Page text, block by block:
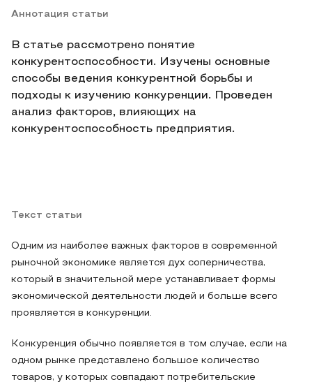
Аннотация статьи
В статье рассмотрено понятие
конкурентоспособности. Изучены основные
способы ведения конкурентной борьбы и
подходы к изучению конкуренции. Проведен
анализ факторов, влияющих на
конкурентоспособность предприятия.
Текст статьи
Одним из наиболее важных факторов в современной
рыночной экономике является дух соперничества,
который в значительной мере устанавливает формы
экономической деятельности людей и больше всего
проявляется в конкуренции.
Конкуренция обычно появляется в том случае, если на
одном рынке представлено большое количество
товаров, у которых совпадают потребительские